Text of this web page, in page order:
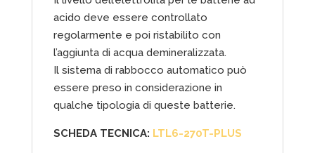
acido deve essere controllato
regolarmente e poi ristabilito con
l’aggiunta di acqua demineralizzata.
Il sistema di rabbocco automatico può
essere preso in considerazione in
qualche tipologia di queste batterie.
SCHEDA TECNICA: LTL6-270T-PLUS